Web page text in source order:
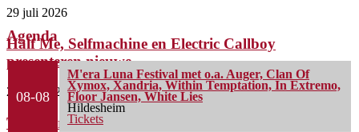
29 juli 2026
Half Me, Selfmachine en Electric Callboy
presenteren nieuwe...
29 juli 2026
Temic brengt nieuwe single uit
Agenda
08-08
M'era Luna Festival met o.a. Auger, Clan Of
Xymox, Xandria, Within Temptation, In Extremo,
Floor Jansen, White Lies
Hildesheim
Tickets